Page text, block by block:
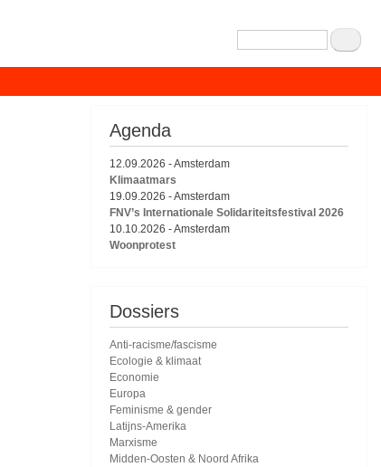
Zoeken
Agenda
12.09.2026 -Amsterdam
Klimaatmars
19.09.2026 -Amsterdam
FNV’s Internationale Solidariteitsfestival 2026
10.10.2026 -Amsterdam
Woonprotest
Dossiers
Anti-racisme/fascisme
Ecologie & klimaat
Economie
Europa
Feminisme & gender
Latijns-Amerika
Marxisme
Midden-Oosten & Noord Afrika